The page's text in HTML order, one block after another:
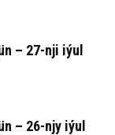
– 27-nji iýul
– 26-njy iýul